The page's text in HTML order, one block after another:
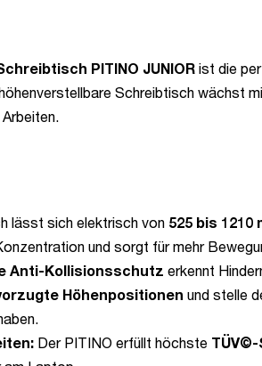
PITINO JUNIOR ist die
Schreibtisch wächst
lässt sich elektrisch von 525 bis 1210
und sorgt für mehr
Anti-Kollisionsschutz erkennt
Höhenpositionen und stelle
Der PITINO erfüllt höchste